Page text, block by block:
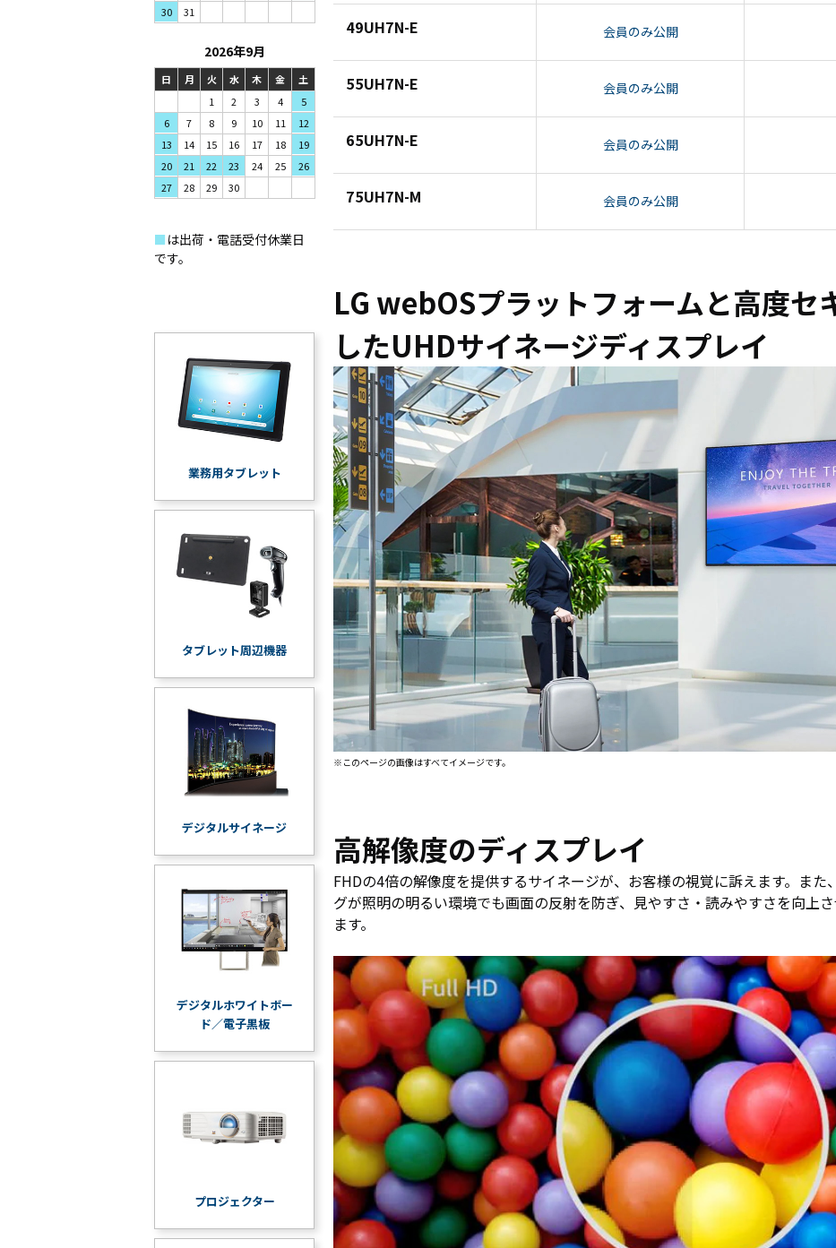
Android
DR9
ト TA2C-
タブレッ
ト TA2C-
M8
PTJ-MCシ
リーズ、
プション
業務効率
化アプリ
「NFCオ
プティマ
イザー」
サポート
MDMアプ
Control」
プロジェ
クター
液晶ディ
スプレイ
／PCモニ
ター
業務用タ
ブレッ
ト・デジ
タルサイ
ネージ
SALE
ク
向け
ソリ
ン
教育
機関
ネッ
導入
保守
キッ
ティ
自治
体向
ンサ
法人
向け
＆デ
バイ
ス買
取サ
ービ
ス
製品
カタ
ログ
一覧
49UH7N-E 会員のみ公開
55UH7N-E 会員のみ公開
65UH7N-E 会員のみ公開
75UH7N-M 会員のみ公開
LG webOSプラットフォームと高度セ
したUHDサイネージディスプレイ
※このページの画像はすべてイメージです。
高解像度のディスプレイ
FHDの4倍の解像度を提供するサイネージが、お客様の視覚に訴えます。また
グが照明の明るい環境でも画面の反射を防ぎ、見やすさ・読みやすさを向上
ます。
30
31
2026年9月
日 月 火 水 木 金
土
1
2 3 4
5
6
7 8 9 10 11
12
13
14 15 16 17 18
19
20
21 22 23 24 25
26
27
28 29 30
■ は出荷・電話受付休業日
です。
業務用タブレット
タブレット周辺機器
デジタルサイネージ
デジタルホワイトボー
ド／電子黒板
プロジェクター